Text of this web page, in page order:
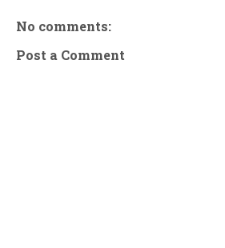
No comments:
Post a Comment